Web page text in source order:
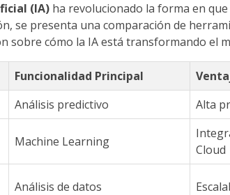
(IA) ha revolucionado la forma en
se presenta una comparación de
sobre cómo la IA está transformando el
Funcionalidad Principal
Análisis predictivo Alta
Machine Learning
Cloud
Análisis de datos